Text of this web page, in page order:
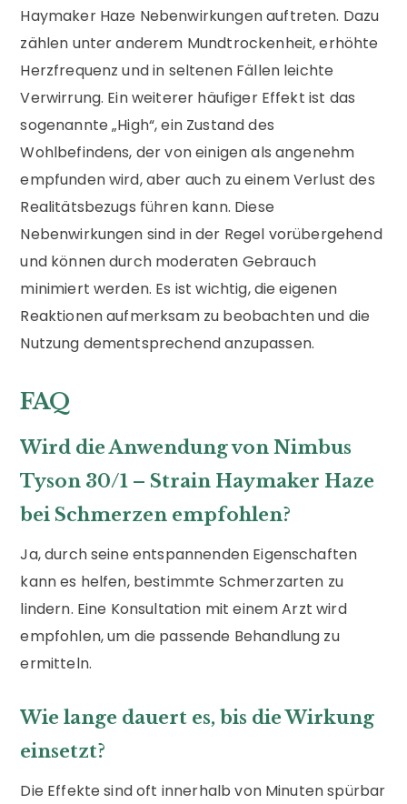
Haymaker Haze Nebenwirkungen auftreten. Dazu
zählen unter anderem Mundtrockenheit, erhöhte
Herzfrequenz und in seltenen Fällen leichte
Verwirrung. Ein weiterer häufiger Effekt ist das
sogenannte „High“, ein Zustand des
Wohlbefindens, der von einigen als angenehm
empfunden wird, aber auch zu einem Verlust des
Realitätsbezugs führen kann. Diese
Nebenwirkungen sind in der Regel vorübergehend
und können durch moderaten Gebrauch
minimiert werden. Es ist wichtig, die eigenen
Reaktionen aufmerksam zu beobachten und die
Nutzung dementsprechend anzupassen.
FAQ
Wird die Anwendung von Nimbus
Tyson 30/1 – Strain Haymaker Haze
bei Schmerzen empfohlen?
Ja, durch seine entspannenden Eigenschaften
kann es helfen, bestimmte Schmerzarten zu
lindern. Eine Konsultation mit einem Arzt wird
empfohlen, um die passende Behandlung zu
ermitteln.
Wie lange dauert es, bis die Wirkung
einsetzt?
Die Effekte sind oft innerhalb von Minuten spürbar